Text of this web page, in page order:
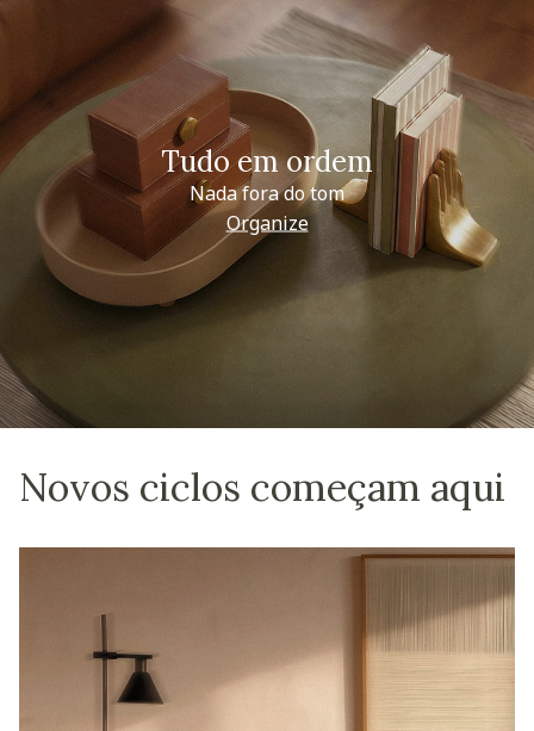
Tudo em ordem
Nada fora do tom
Organize
Novos ciclos começam aqui